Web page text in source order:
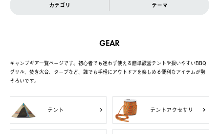
カテゴリ テーマ
GEAR
キャンプギア一覧ページです。初心者でも迷わず使える簡単設営テントや扱いやすいBBQ
グリル、焚き火台、タープなど、誰でも手軽にアウトドアを楽しめる便利なアイテムが勢
ぞろいです。
テント テントアクセサリ